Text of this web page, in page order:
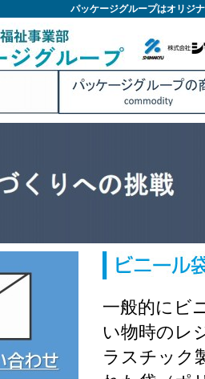
パッケージグループはオリジ
一般的にビ
い物時のレ
ラスチック